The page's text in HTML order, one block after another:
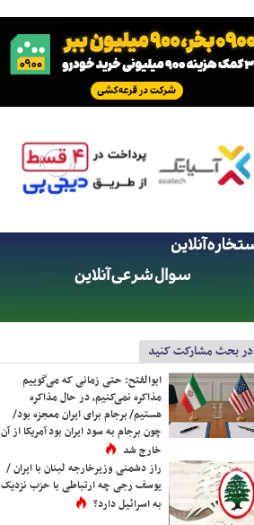
در بحث مشارکت کنید
ابوالفتح: حتی زمانی که می‌گوییم
مذاکره نمی‌کنیم، در حال مذاکره
هستیم/ برجام برای ایران معجزه بود/
چون برجام به سود ایران بود آمریکا از آن
خارج شد
راز دشمنی وزیرخارجه لبنان با ایران /
یوسف رجی چه ارتباطی با حزب نزدیک
به اسرائیل دارد؟